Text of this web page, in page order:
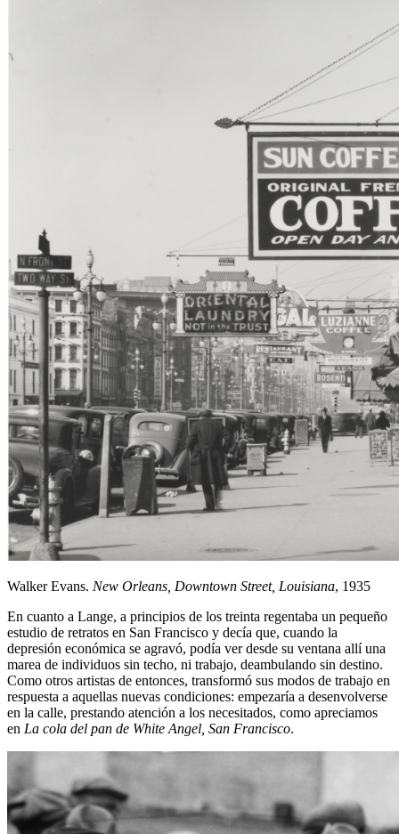
Walker Evans. New Orleans, Downtown Street, Louisiana, 1935
En cuanto a Lange, a principios de los treinta regentaba un pequeño
estudio de retratos en San Francisco y decía que, cuando la
depresión económica se agravó, podía ver desde su ventana allí una
marea de individuos sin techo, ni trabajo, deambulando sin destino.
Como otros artistas de entonces, transformó sus modos de trabajo en
respuesta a aquellas nuevas condiciones: empezaría a desenvolverse
en la calle, prestando atención a los necesitados, como apreciamos
en La cola del pan de White Angel, San Francisco.